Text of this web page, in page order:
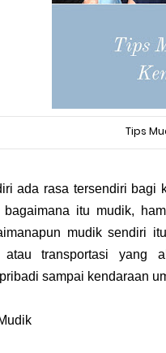
Merek Dagang
Dampak Merek
Global Trademark
Brand Adaptation
Vivo v70 series:
Tips
ada rasa tersendiri bagi
bagaimana itu mudik,
mudik sendiri
atau transportasi yang
sampai kendaraan